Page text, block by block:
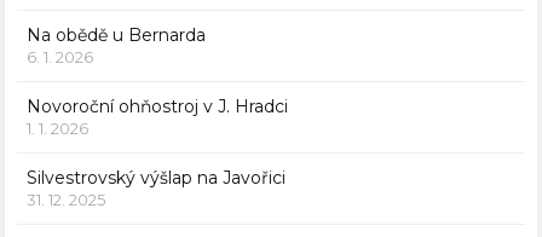
Na obědě u Bernarda
6. 1. 2026
Novoroční ohňostroj v J. Hradci
1. 1. 2026
Silvestrovský výšlap na Javořici
31. 12. 2025